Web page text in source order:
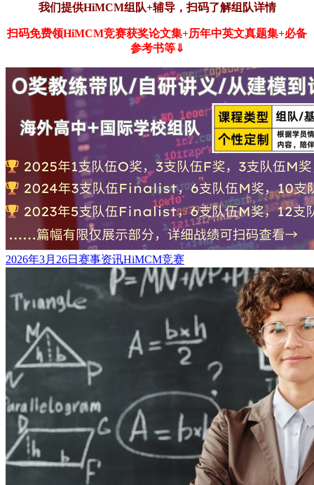
我们提供HiMCM组队+辅导，扫码了解组队详情
扫码免费领HiMCM竞赛获奖论文集+历年中英文真题集+必备
参考书等⇓
发
2026年3月26日 分
赛事资讯标
签
HiMCM竞赛